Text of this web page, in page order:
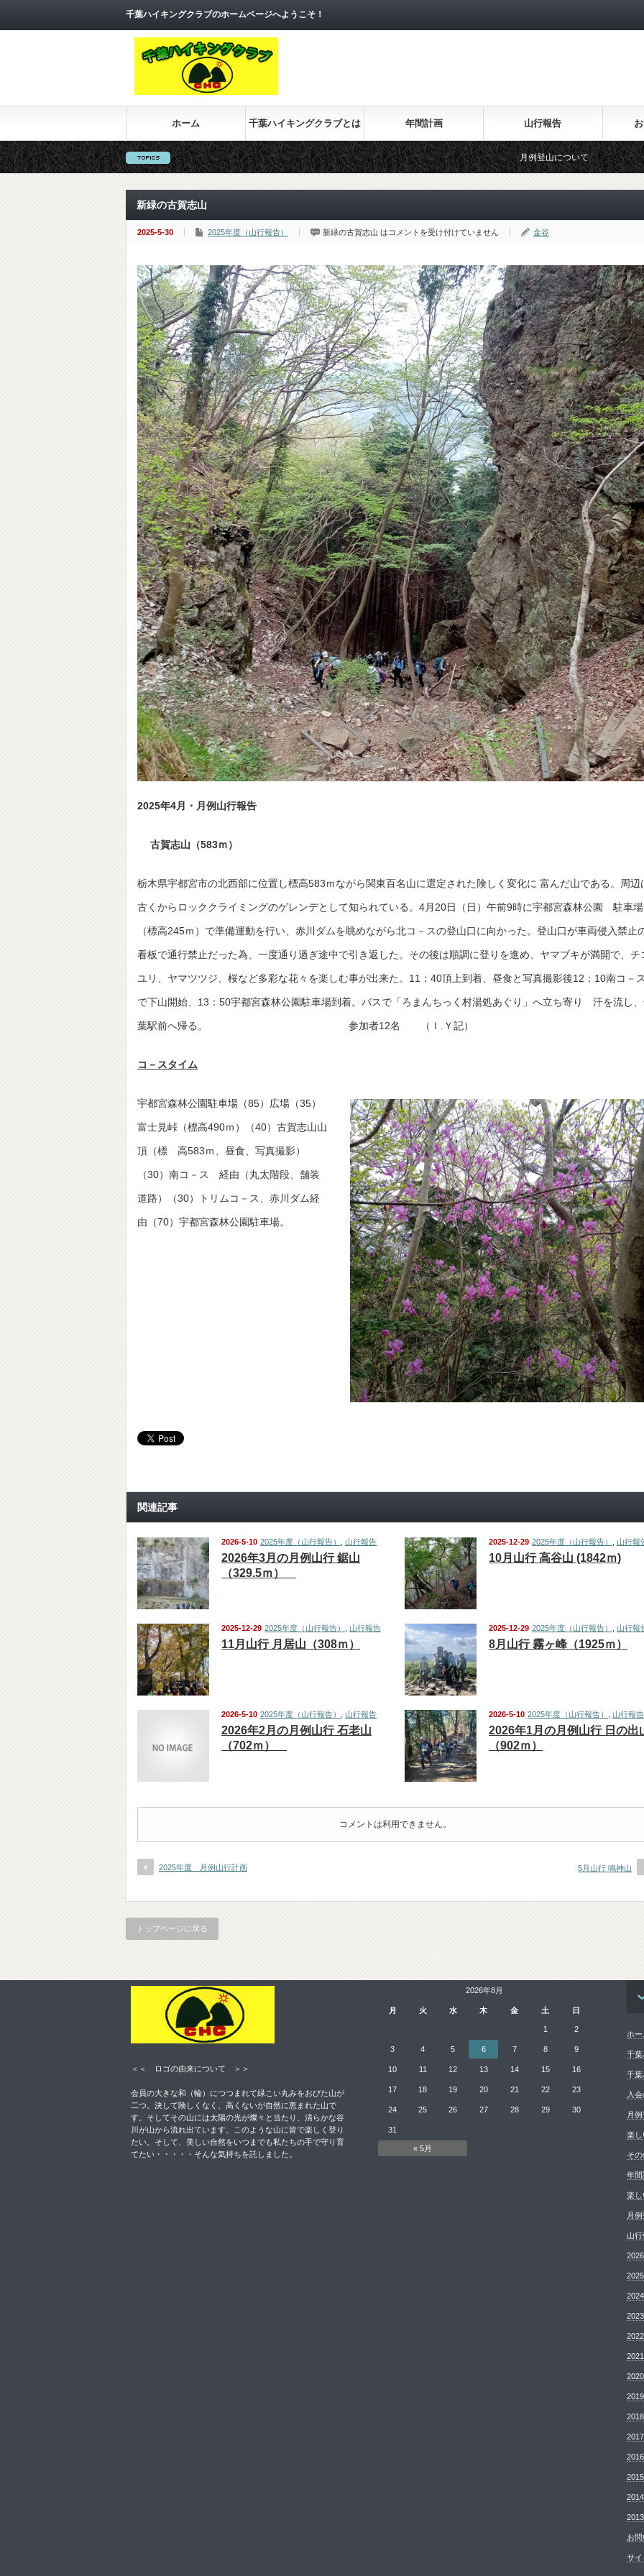
千葉ハイキングクラブのホームページへようこそ！
ホーム 千葉ハイキングクラブとは 年間計画 山行報告
月例登山について 楽しい登山教
新緑の古賀志山
2025-5-30 2025年度（山行報告） 新緑の古賀志山 は コメントを受け付けていません 金谷
2025年4月・月例山行報告
古賀志山（583ｍ）
栃木県宇都宮市の北西部に位置し標高583ｍながら関東百名山に選定された険しく変化に 富んだ山である。周辺
古くからロッククライミングのゲレンデとして知られている。4月20日（日）午前9時に宇都宮森林公園 駐車場
（標高245ｍ）で準備運動を行い、赤川ダムを眺めながら北コ－スの登山口に向かった。登山口が車両侵入禁止
看板で通行禁止だった為、一度通り過ぎ途中で引き返した。その後は順調に登りを進め、ヤマブキが満開で、チ
ユリ、ヤマツツジ、桜など多彩な花々を楽しむ事が出来た。11：40頂上到着、昼食と写真撮影後12：10南コ－
で下山開始、13：50宇都宮森林公園駐車場到着。バスで「ろまんちっく村湯処あぐり」へ立ち寄り 汗を流し
葉駅前へ帰る。 参加者12名 （Ｉ.Ｙ記）
コ－スタイム
宇都宮森林公園駐車場（85）広場（35）
富士見峠（標高490ｍ）（40）古賀志山山
頂（標 高583ｍ、昼食、写真撮影）
（30）南コ－ス 経由（丸太階段、舗装
道路）（30）トリムコ－ス、赤川ダム経
由（70）宇都宮森林公園駐車場。
関連記事
2026-5-10 2025年度（山行報告） 山行報告
2026年3月の月例山行 鋸山
（329.5ｍ）
2025-12-29 2025年度（山行報告） 山行報
10月山行 高谷山 (1842ｍ)
2025-12-29 2025年度（山行報告） 山行報告
11月山行 月居山（308ｍ）
2025-12-29 2025年度（山行報告） 山行報
8月山行 霧ヶ峰（1925ｍ）
2026-5-10 2025年度（山行報告） 山行報告
2026年2月の月例山行 石老山
（702ｍ）
2026-5-10 2025年度（山行報告） 山行報告
2026年1月の月例山行 日の出
（902ｍ）
コメントは利用できません。
2025年度 月例山行計画 5月山行 鳴神山
トップページに戻る
2026年8月
月 火 水 木 金 土 日
« 5月
1 2
3 4 5 6 7 8 9
10 11 12 13 14 15 16
17 18 19 20 21 22 23
24 25 26 27 28 29 30
31
ホー
千葉
千葉
入
月
楽し
そ
年間
楽し
月
山
お
サイ
＜＜ ロゴの由来について ＞＞
会員の大きな和（輪）につつまれて緑こい丸みをおびた山が
二つ。決して険しくなく、高くないが自然に恵まれた山で
す。そしてその山には太陽の光が燦々と当たり、清らかな谷
川が山から流れ出ています。このような山に皆で楽しく登り
たい。そして、美しい自然をいつまでも私たちの手で守り育
てたい・・・・・そんな気持ちを託しました。